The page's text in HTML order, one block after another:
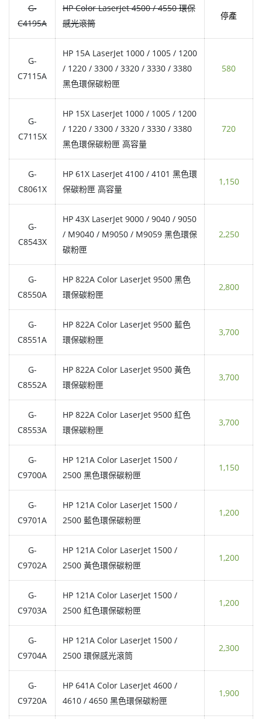
G-
C4195A
HP Color LaserJet 4500 / 4550 環保
感光滾筒
停產
G-
C7115A
HP 15A LaserJet 1000 / 1005 / 1200
/ 1220 / 3300 / 3320 / 3330 / 3380
黑色環保碳粉匣
580
G-
C7115X
HP 15X LaserJet 1000 / 1005 / 1200
/ 1220 / 3300 / 3320 / 3330 / 3380
黑色環保碳粉匣 高容量
720
G-
C8061X
HP 61X LaserJet 4100 / 4101 黑色環
保碳粉匣 高容量
1,150
G-
C8543X
HP 43X LaserJet 9000 / 9040 / 9050
/ M9040 / M9050 / M9059 黑色環保
碳粉匣
2,250
G-
C8550A
HP 822A Color LaserJet 9500 黑色
環保碳粉匣
2,800
G-
C8551A
HP 822A Color LaserJet 9500 藍色
環保碳粉匣
3,700
G-
C8552A
HP 822A Color LaserJet 9500 黃色
環保碳粉匣
3,700
G-
C8553A
HP 822A Color LaserJet 9500 紅色
環保碳粉匣
3,700
G-
C9700A
HP 121A Color LaserJet 1500 /
2500 黑色環保碳粉匣
1,150
G-
C9701A
HP 121A Color LaserJet 1500 /
2500 藍色環保碳粉匣
1,200
G-
C9702A
HP 121A Color LaserJet 1500 /
2500 黃色環保碳粉匣
1,200
G-
C9703A
HP 121A Color LaserJet 1500 /
2500 紅色環保碳粉匣
1,200
G-
C9704A
HP 121A Color LaserJet 1500 /
2500 環保感光滾筒
2,300
G-
C9720A
HP 641A Color LaserJet 4600 /
4610 / 4650 黑色環保碳粉匣
1,900